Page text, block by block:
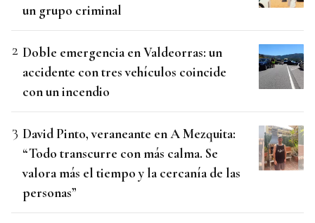
un grupo criminal
Doble emergencia en Valdeorras: un
accidente con tres vehículos coincide
con un incendio
David Pinto, veraneante en A Mezquita:
“Todo transcurre con más calma. Se
valora más el tiempo y la cercanía de las
personas”